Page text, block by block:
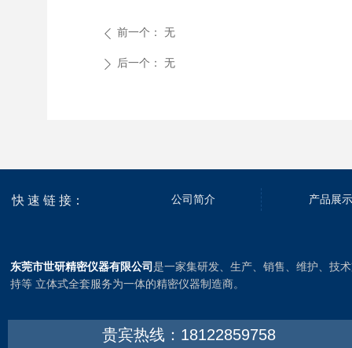
ꄴ 前一个： 无
ꄲ 后一个： 无
东莞市世研精密仪器有限公司 是一家集研发、生产、销售、维护、技
持等 立体式全套服务为一体的精密仪器制造商。
贵宾热线：18122859758
快 速 链 接： 公司简介 产品展示